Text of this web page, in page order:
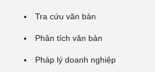
Tra cứu văn bản
Phân tích văn bản
Pháp lý doanh nghiệp